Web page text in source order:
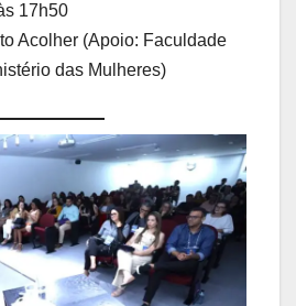
17h50
Acolher (Apoio: Faculdade
das Mulheres)